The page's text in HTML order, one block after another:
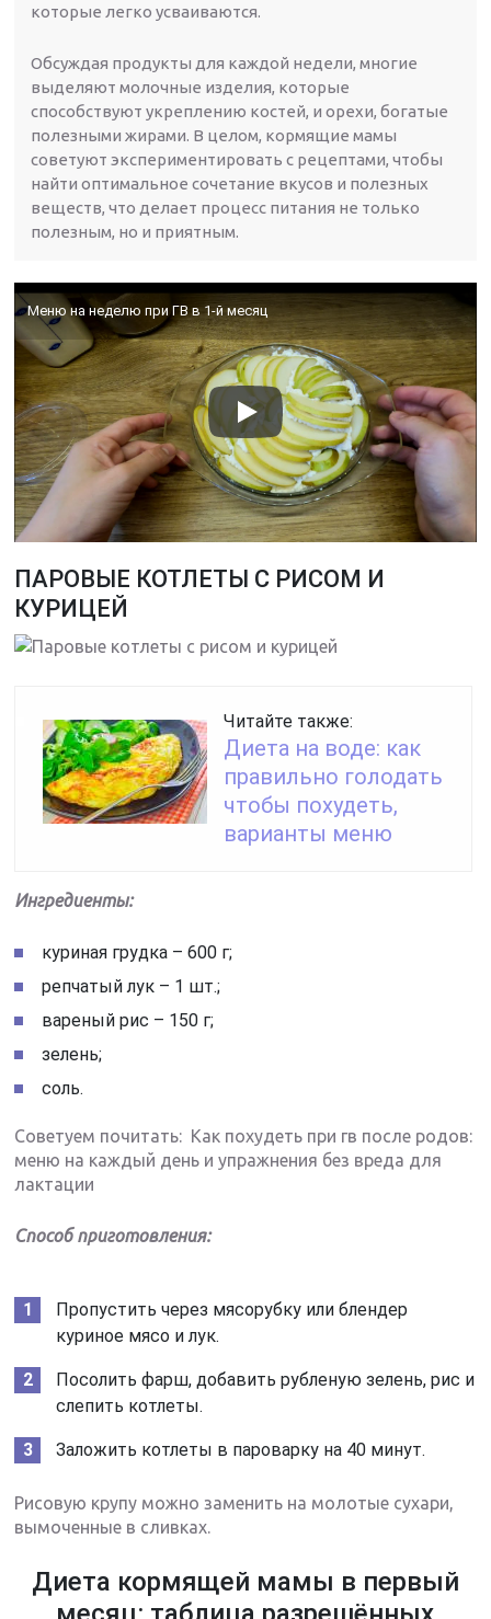
которые легко усваиваются.
Обсуждая продукты для каждой недели, многие
выделяют молочные изделия, которые
способствуют укреплению костей, и орехи, богатые
полезными жирами. В целом, кормящие мамы
советуют экспериментировать с рецептами, чтобы
найти оптимальное сочетание вкусов и полезных
веществ, что делает процесс питания не только
полезным, но и приятным.
Меню на неделю при ГВ в 1-й месяц
ПАРОВЫЕ КОТЛЕТЫ С РИСОМ И
КУРИЦЕЙ
Читайте также:
Диета на воде: как
правильно голодать
чтобы похудеть,
варианты меню
Ингредиенты:
куриная грудка – 600 г;
репчатый лук – 1 шт.;
вареный рис – 150 г;
зелень;
соль.
Советуем почитать: Как похудеть при гв после родов:
меню на каждый день и упражнения без вреда для
лактации
Способ приготовления:
Пропустить через мясорубку или блендер
куриное мясо и лук.
Посолить фарш, добавить рубленую зелень, рис и
слепить котлеты.
Заложить котлеты в пароварку на 40 минут.
Рисовую крупу можно заменить на молотые сухари,
вымоченные в сливках.
Диета кормящей мамы в первый